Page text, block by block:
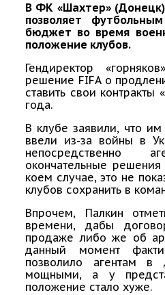
В ФК «Шахтер» (Донецк)
позволяет
бюджет во время
положение клубов.
Гендиректор
решение FIFA о
ставить свои
года.
В клубе заявили, что
ввели из-за войны в
непосредственно
окончательные решения
коем случае, это не
клубов сохранить в
Впрочем, Палкин
времени, дабы
продаже либо же об
данный момент
позволило агентам
мощными, а у
положение стало хуже.